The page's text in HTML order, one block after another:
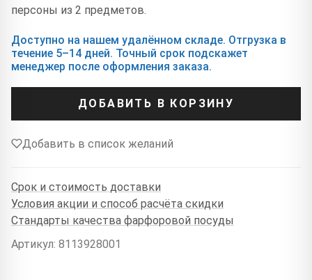
персоны из 2 предметов.
Доступно на нашем удалённом складе. Отгрузка в
течение 5–14 дней. Точный срок подскажет
менеджер после оформления заказа.
ДОБАВИТЬ В КОРЗИНУ
Добавить в список желаний
Срок и стоимость доставки
Условия акции и способ расчёта скидки
Стандарты качества фарфоровой посуды
Артикул: 8113928001